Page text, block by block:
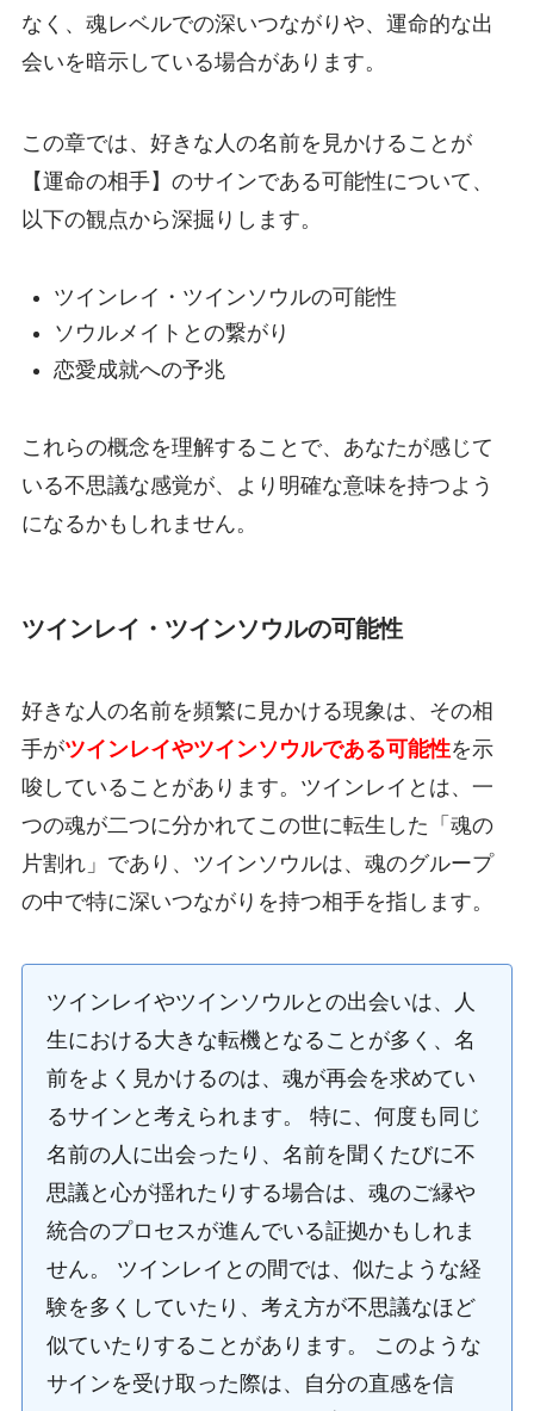
なく、魂レベルでの深いつながりや、運命的な出
会いを暗示している場合があります。
この章では、好きな人の名前を見かけることが
【運命の相手】のサインである可能性について、
以下の観点から深掘りします。
ツインレイ・ツインソウルの可能性
ソウルメイトとの繋がり
恋愛成就への予兆
これらの概念を理解することで、あなたが感じて
いる不思議な感覚が、より明確な意味を持つよう
になるかもしれません。
ツインレイ・ツインソウルの可能性
好きな人の名前を頻繁に見かける現象は、その相
手がツインレイやツインソウルである可能性を示
唆していることがあります。ツインレイとは、一
つの魂が二つに分かれてこの世に転生した「魂の
片割れ」であり、ツインソウルは、魂のグループ
の中で特に深いつながりを持つ相手を指します。
ツインレイやツインソウルとの出会いは、人
生における大きな転機となることが多く、名
前をよく見かけるのは、魂が再会を求めてい
るサインと考えられます。 特に、何度も同じ
名前の人に出会ったり、名前を聞くたびに不
思議と心が揺れたりする場合は、魂のご縁や
統合のプロセスが進んでいる証拠かもしれま
せん。 ツインレイとの間では、似たような経
験を多くしていたり、考え方が不思議なほど
似ていたりすることがあります。 このような
サインを受け取った際は、自分の直感を信